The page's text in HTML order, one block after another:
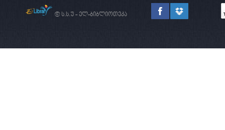
© ს.ს.უ - ელ-ბიბლიოთეკა